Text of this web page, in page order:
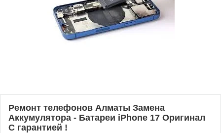
Ремонт телефонов Алматы Замена
Аккумулятора - Батареи iPhone 17 Оригинал
С гарантией !